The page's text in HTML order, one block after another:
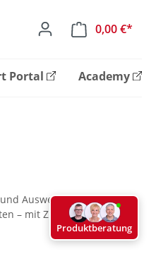
0,00 €*
Portal Academy
Auswertungen
– mit Zugriff auf
Produktberatung